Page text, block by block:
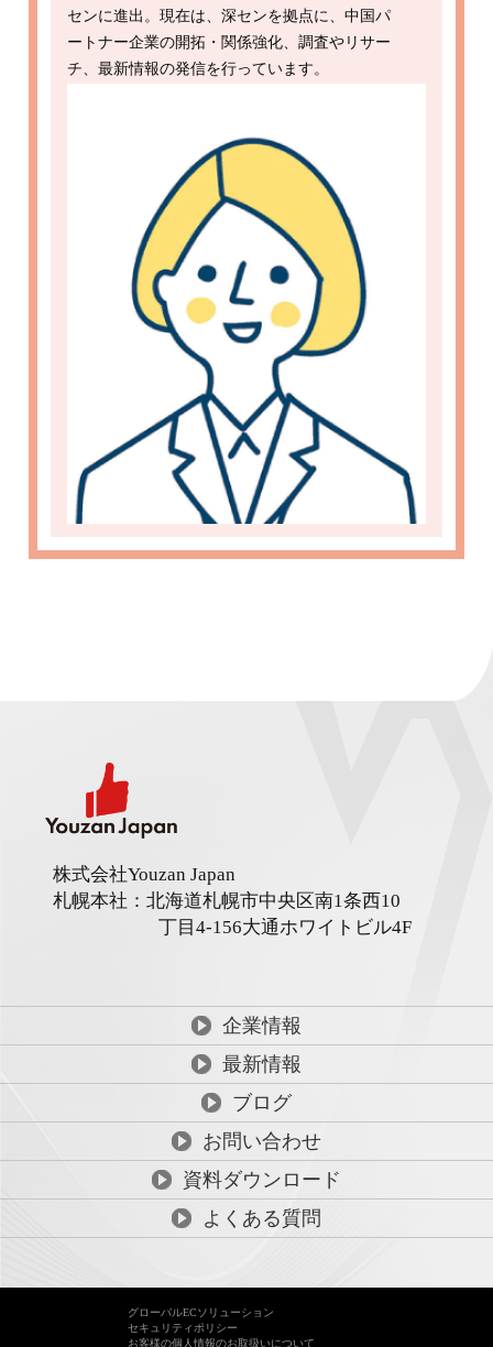
センに進出。現在は、深センを拠点に、中国パ
ートナー企業の開拓・関係強化、調査やリサー
チ、最新情報の発信を行っています。
株式会社Youzan Japan
札幌本社：北海道札幌市中央区南1条西10
丁目4-156大通ホワイトビル4F
企業情報
最新情報
ブログ
お問い合わせ
資料ダウンロード
よくある質問
グローバルECソリューション
セキュリティポリシー
お客様の個人情報のお取扱いについて